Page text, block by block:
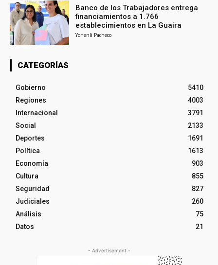
Banco de los Trabajadores entrega
financiamientos a 1.766
establecimientos en La Guaira
Yohenli Pacheco
CATEGORÍAS
Gobierno
5410
Regiones
4003
Internacional
3791
Social
2133
Deportes
1691
Política
1613
Economía
903
Cultura
855
Seguridad
827
Judiciales
260
Análisis
75
Datos
21
- Advertisement -